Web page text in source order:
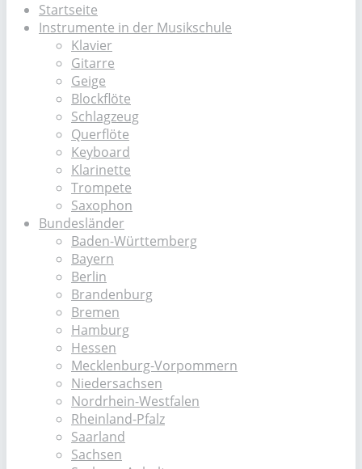
Startseite
Instrumente in der Musikschule
Klavier
Gitarre
Geige
Blockflöte
Schlagzeug
Querflöte
Keyboard
Klarinette
Trompete
Saxophon
Bundesländer
Baden-Württemberg
Bayern
Berlin
Brandenburg
Bremen
Hamburg
Hessen
Mecklenburg-Vorpommern
Niedersachsen
Nordrhein-Westfalen
Rheinland-Pfalz
Saarland
Sachsen